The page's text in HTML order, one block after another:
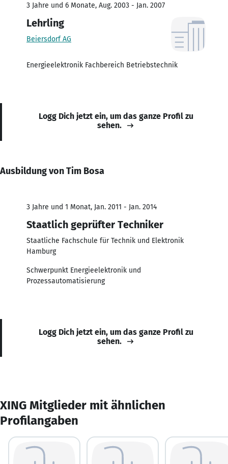
3 Jahre und 6 Monate, Aug. 2003 - Jan. 2007
Lehrling
Beiersdorf AG
Energieelektronik Fachbereich Betriebstechnik
Logg Dich jetzt ein, um das ganze Profil zu
sehen.
Ausbildung von Tim Bosa
3 Jahre und 1 Monat, Jan. 2011 - Jan. 2014
Staatlich geprüfter Techniker
Staatliche Fachschule für Technik und Elektronik
Hamburg
Schwerpunkt Energieelektronik und
Prozessautomatisierung
Logg Dich jetzt ein, um das ganze Profil zu
sehen.
XING Mitglieder mit ähnlichen
Profilangaben